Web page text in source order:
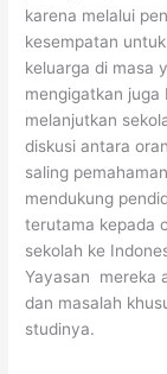
karena melalui
kesempatan
keluarga di masa
mengigatkan juga
melanjutkan
diskusi antara
saling
mendukung
terutama kepada
sekolah ke
Yayasan mereka
dan masalah
studinya.